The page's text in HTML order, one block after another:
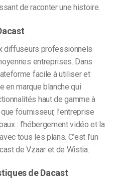
de raconter une histoire.
diffuseurs professionnels
entreprises. Dans
facile à utiliser et
en marque blanche qui
haut de gamme à
fournisseur, l’entreprise
: l’hébergement vidéo et la
tous les plans. C’est l’un
de Vzaar et de Wistia.
de Dacast